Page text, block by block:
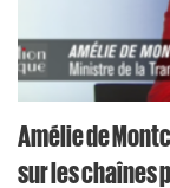
Amélie de
sur les chaînes